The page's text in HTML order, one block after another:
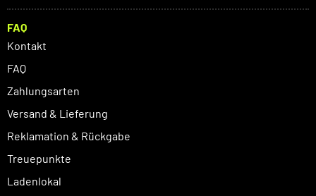
FAQ
Kontakt
FAQ
Zahlungsarten
Versand & Lieferung
Reklamation & Rückgabe
Treuepunkte
Ladenlokal